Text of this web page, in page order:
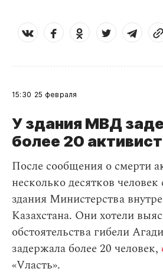
15:30 25 февраля
У здания МВД
более 20
После сообщения о смерти
несколько десятков человек
здания Министерства
Казахстана. Они хотели
обстоятельства гибели
задержала более 20 человек,
«Vласть».